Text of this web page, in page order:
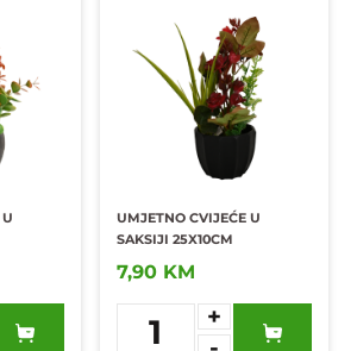
UMJETNO CVIJEĆE U
SAKSIJI 25X10CM
7,90 KM
1
+
Dodaj u